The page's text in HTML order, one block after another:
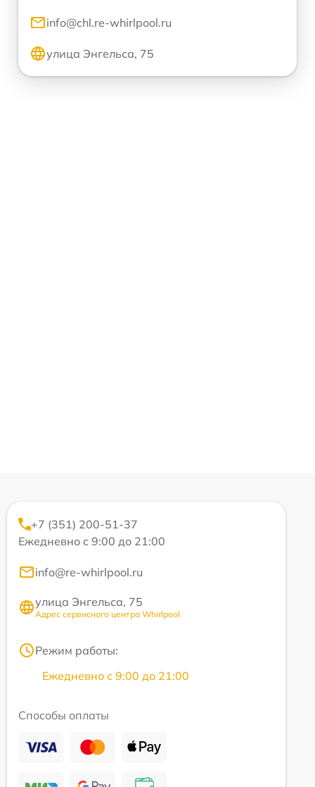
info@chl.re-whirlpool.ru
улица Энгельса, 75
+7 (351) 200-51-37
Ежедневно с 9:00 до 21:00
info@re-whirlpool.ru
улица Энгельса, 75
Адрес сервисного центра Whirlpool
Режим работы:
Ежедневно с 9:00 до 21:00
Способы оплаты